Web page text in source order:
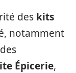
des kits
notamment
Épicerie,